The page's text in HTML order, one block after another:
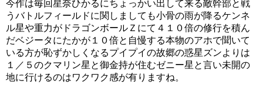
今作は毎回星奈ひかるにちょっかい出して来る敵幹部と戦
うバトルフィールドに関しましても小骨の雨が降るケンネ
ル星や重力がドラゴンボールＺにて４１０倍の修行を積ん
だベジータにたかが１０倍と自慢する本物のアホで聞いて
いる方が恥ずかしくなるプイプイの故郷の惑星ズンよりは
１／５のクマリン星と御金持が住むゼニー星と言い未開の
地に行けるのはワクワク感が有りますね。